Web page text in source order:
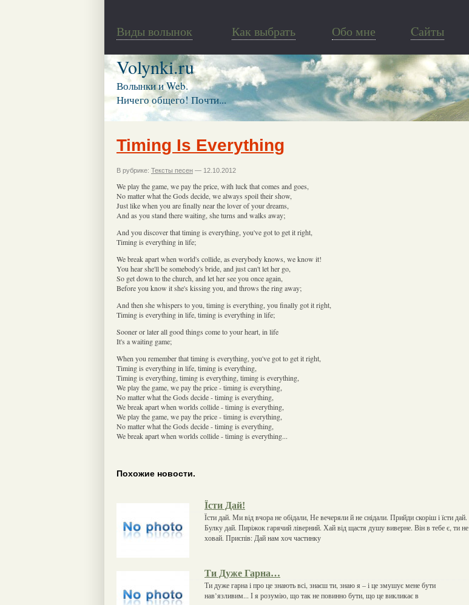
Виды волынок Как выбрать Обо мне Cайты
Volynki.ru
Волынки и Web.
Ничего общего! Почти...
Timing Is Everything
В рубрике: Тексты песен — 12.10.2012
We play the game, we pay the price, with luck that comes and goes,
No matter what the Gods decide, we always spoil their show,
Just like when you are finally near the lover of your dreams,
And as you stand there waiting, she turns and walks away;
And you discover that timing is everything, you've got to get it right,
Timing is everything in life;
We break apart when world's collide, as everybody knows, we know it!
You hear she'll be somebody's bride, and just can't let her go,
So get down to the church, and let her see you once again,
Before you know it she's kissing you, and throws the ring away;
And then she whispers to you, timing is everything, you finally got it right,
Timing is everything in life, timing is everything in life;
Sooner or later all good things come to your heart, in life
It's a waiting game;
When you remember that timing is everything, you've got to get it right,
Timing is everything in life, timing is everything,
Timing is everything, timing is everything, timing is everything,
We play the game, we pay the price - timing is everything,
No matter what the Gods decide - timing is everything,
We break apart when worlds collide - timing is everything,
We play the game, we pay the price - timing is everything,
No matter what the Gods decide - timing is everything,
We break apart when worlds collide - timing is everything...
Похожие новости.
Їсти Дай!
Їсти дай. Ми від вчора не обідали, Не вечеряли й не снідали. Прийди скоріш і їсти дай.
Булку дай. Пиріжок гарячий ліверний. Хай від щастя душу виверне. Він в тебе є, ти не
ховай. Приспів: Дай нам хоч частинку
Ти Дуже Гарна…
Ти дуже гарна і про це знають всі, знаєш ти, знаю я – і це змушує мене бути
нав’язливим... І я розумію, що так не повинно бути, що це викликає в